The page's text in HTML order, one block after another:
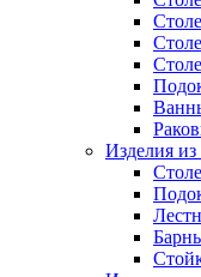
Изделия из